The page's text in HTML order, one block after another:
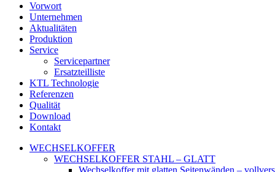
Vorwort
Unternehmen
Aktualitäten
Produktion
Service
Servicepartner
Ersatzteilliste
KTL Technologie
Referenzen
Qualität
Download
Kontakt
WECHSELKOFFER
WECHSELKOFFER STAHL – GLATT
Wechselkoffer mit glatten Seitenwänden –